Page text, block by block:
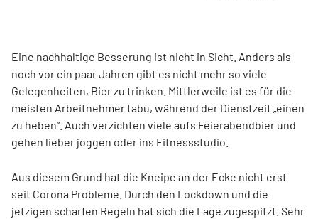
Eine nachhaltige Besserung ist nicht in Sicht. Anders als
noch vor ein paar Jahren gibt es nicht mehr so viele
Gelegenheiten, Bier zu trinken. Mittlerweile ist es für die
meisten Arbeitnehmer tabu, während der Dienstzeit „einen
zu heben“. Auch verzichten viele aufs Feierabendbier und
gehen lieber joggen oder ins Fitnessstudio.
Aus diesem Grund hat die Kneipe an der Ecke nicht erst
seit Corona Probleme. Durch den Lockdown und die
jetzigen scharfen Regeln hat sich die Lage zugespitzt. Sehr